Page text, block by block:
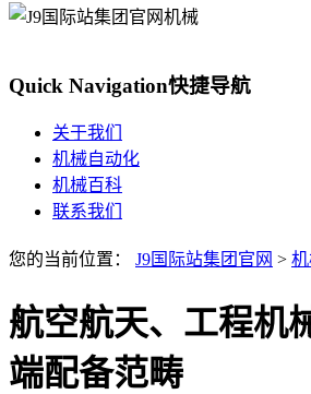
Quick Navigation快捷导航
关于我们
机械自动化
机械百科
联系我们
您的当前位置： J9国际站集团官网 >
航空航天、工程机
端配备范畴